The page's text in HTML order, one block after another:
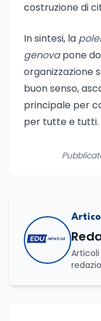
costruzione di
In sintesi, la
genovapone
organizzazione
buon senso,
principale per
per tutte e tutti.